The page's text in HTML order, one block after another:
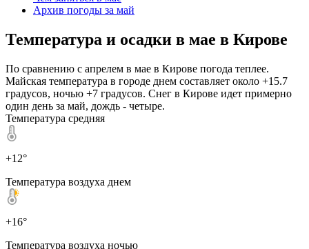
Архив погоды за май
Температура и осадки в мае в Кирове
По сравнению с апрелем в мае в Кирове погода теплее.
Майская температура в городе днем составляет около +15.7
градусов, ночью +7 градусов. Снег в Кирове идет примерно
один день за май, дождь - четыре.
Температура средняя
+12°
Температура воздуха днем
+16°
Температура воздуха ночью